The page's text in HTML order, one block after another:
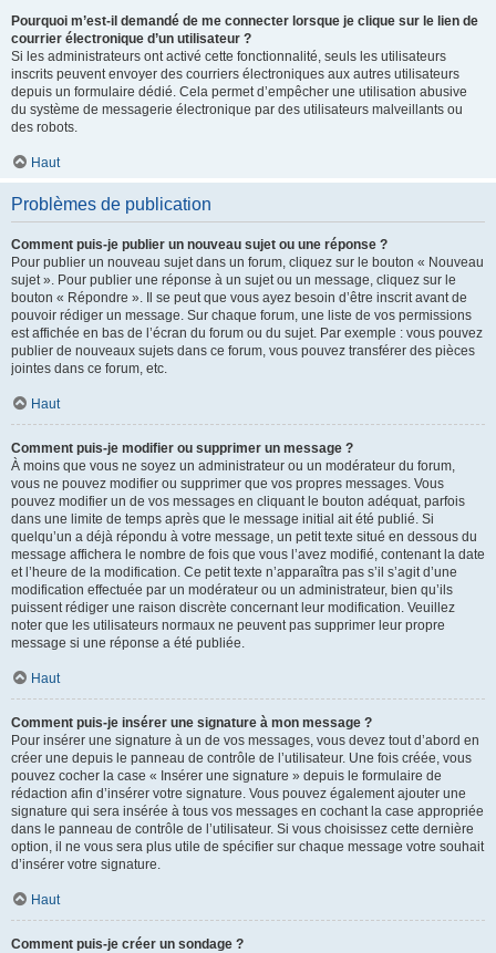
Pourquoi m’est-il demandé de me connecter lorsque je clique sur le lien de
courrier électronique d’un utilisateur ?
Si les administrateurs ont activé cette fonctionnalité, seuls les utilisateurs
inscrits peuvent envoyer des courriers électroniques aux autres utilisateurs
depuis un formulaire dédié. Cela permet d’empêcher une utilisation abusive
du système de messagerie électronique par des utilisateurs malveillants ou
des robots.
Haut
Problèmes de publication
Comment puis-je publier un nouveau sujet ou une réponse ?
Pour publier un nouveau sujet dans un forum, cliquez sur le bouton « Nouveau
sujet ». Pour publier une réponse à un sujet ou un message, cliquez sur le
bouton « Répondre ». Il se peut que vous ayez besoin d’être inscrit avant de
pouvoir rédiger un message. Sur chaque forum, une liste de vos permissions
est affichée en bas de l’écran du forum ou du sujet. Par exemple : vous pouvez
publier de nouveaux sujets dans ce forum, vous pouvez transférer des pièces
jointes dans ce forum, etc.
Haut
Comment puis-je modifier ou supprimer un message ?
À moins que vous ne soyez un administrateur ou un modérateur du forum,
vous ne pouvez modifier ou supprimer que vos propres messages. Vous
pouvez modifier un de vos messages en cliquant le bouton adéquat, parfois
dans une limite de temps après que le message initial ait été publié. Si
quelqu’un a déjà répondu à votre message, un petit texte situé en dessous du
message affichera le nombre de fois que vous l’avez modifié, contenant la date
et l’heure de la modification. Ce petit texte n’apparaîtra pas s’il s’agit d’une
modification effectuée par un modérateur ou un administrateur, bien qu’ils
puissent rédiger une raison discrète concernant leur modification. Veuillez
noter que les utilisateurs normaux ne peuvent pas supprimer leur propre
message si une réponse a été publiée.
Haut
Comment puis-je insérer une signature à mon message ?
Pour insérer une signature à un de vos messages, vous devez tout d’abord en
créer une depuis le panneau de contrôle de l’utilisateur. Une fois créée, vous
pouvez cocher la case « Insérer une signature » depuis le formulaire de
rédaction afin d’insérer votre signature. Vous pouvez également ajouter une
signature qui sera insérée à tous vos messages en cochant la case appropriée
dans le panneau de contrôle de l’utilisateur. Si vous choisissez cette dernière
option, il ne vous sera plus utile de spécifier sur chaque message votre souhait
d’insérer votre signature.
Haut
Comment puis-je créer un sondage ?